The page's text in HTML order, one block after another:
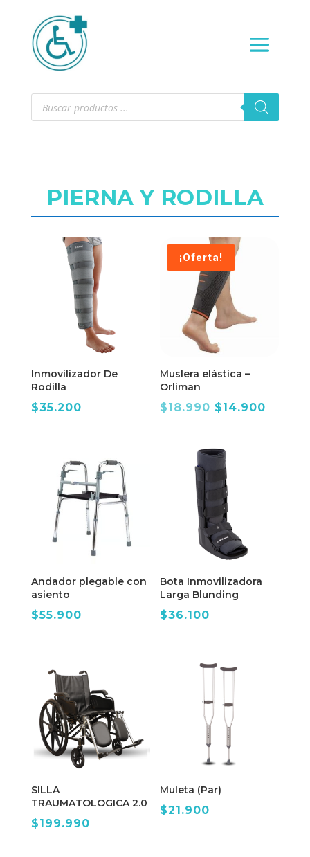
Búsqueda
productos
PIERNA Y RODILLA
Inmovilizador De
Rodilla
$35.200
¡Oferta!
Muslera elástica –
Orliman
$18.990 El
era:
$18.990.
$14.900
Andador plegable con
asiento
$55.900
Bota Inmovilizadora
Larga Blunding
$36.100
SILLA
TRAUMATOLOGICA 2.0
$199.990
Muleta (Par)
$21.900